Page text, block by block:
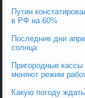
Путин
в РФ на 60%
Последние дни
солнца
Пригородные
меняют режим
Какую погоду